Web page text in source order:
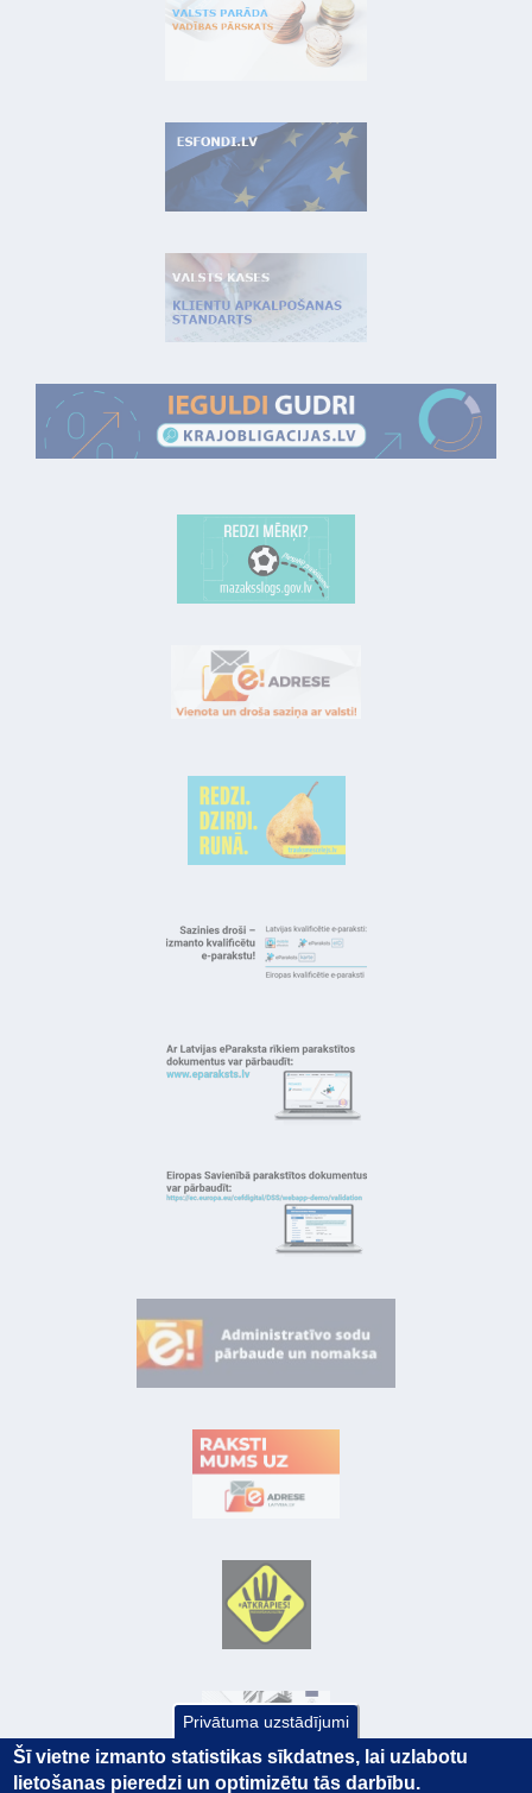
Privātuma uzstādījumi
Šī vietne izmanto statistikas sīkdatnes, lai uzlabotu
lietošanas pieredzi un optimizētu tās darbību.